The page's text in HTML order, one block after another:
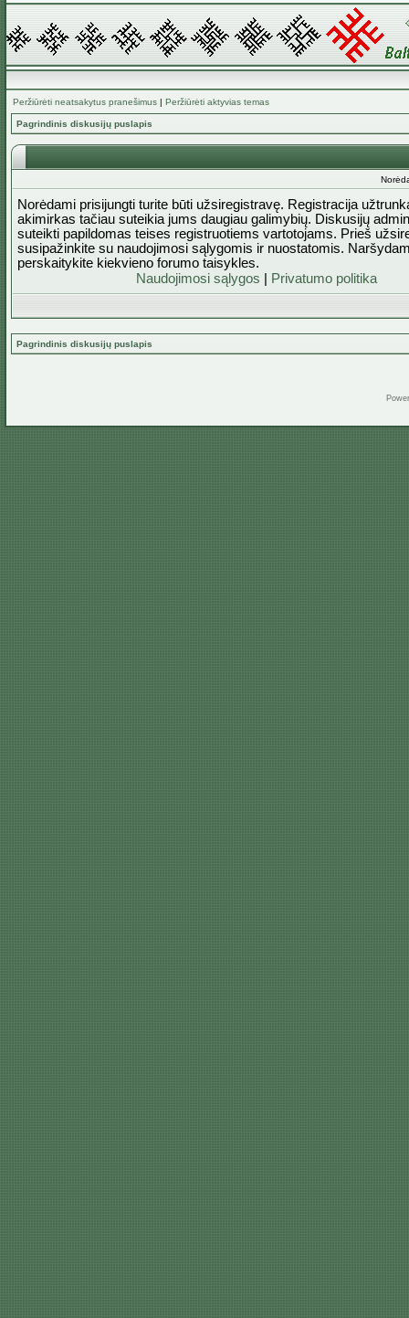
Peržiūrėti neatsakytus pranešimus | Peržiūrėti aktyvias temas
Pagrindinis diskusijų puslapis
Norėdami prisijungti turite būti užsiregistravę. Registracija
akimirkas tačiau suteikia jums daugiau galimybių. Diskusijų
suteikti papildomas teises registruotiems vartotojams. Prieš
susipažinkite su naudojimosi sąlygomis ir nuostatomis.
perskaitykite kiekvieno forumo taisykles.
Naudojimosi sąlygos
Privatumo politika
Pagrindinis diskusijų puslapis